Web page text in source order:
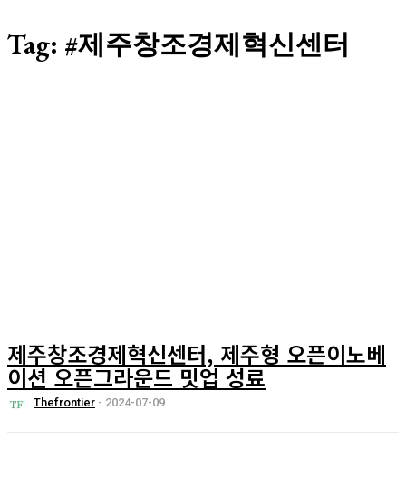
Tag: #제주창조경제혁신센터
제주창조경제혁신센터, 제주형 오픈이노베
이션 오픈그라운드 밋업 성료
Thefrontier - 2024-07-09